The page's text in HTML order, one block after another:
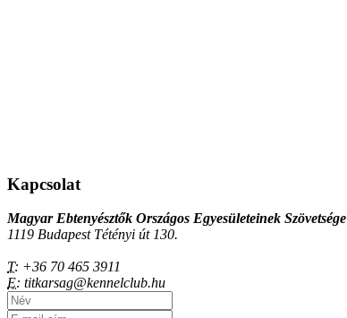
Kapcsolat
Magyar Ebtenyésztők Országos Egyesületeinek Szövetsége
1119 Budapest Tétényi út 130.
T: +36 70 465 3911
E: titkarsag@kennelclub.hu